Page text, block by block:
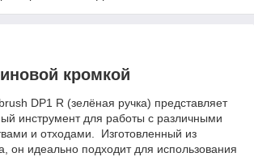
кромкой
DP1 R (зелёная ручка) представляет
инструмент для работы с различными
и отходами. Изготовленный из
он идеально подходит для использования